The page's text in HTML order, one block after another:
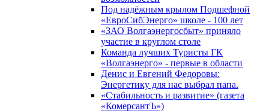
Под надёжным крылом Подшефной
«ЕвроСибЭнерго» школе - 100 лет
«ЗАО Волгаэнергосбыт» приняло
участие в круглом столе
Команда лучших Туристы ГК
«Волгаэнерго» - первые в области
Денис и Евгений Федоровы:
Энергетику для нас выбрал папа.
«Стабильность и развитие» (газета
«КомерсантЪ»)